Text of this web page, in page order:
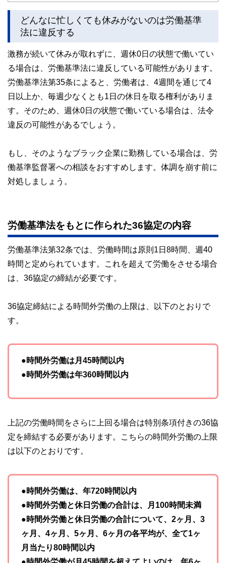
をわかりやすく発信している点です。
執筆者・監修者による執筆体制を築くことで、内容のわかり
やすさはもちろんのこと、読み応えのあるコンテンツと確か
な情報発信を実現しています。
私たちは、快適でより良い生活のアイデアを提供するお金の
コンシェルジュを目指します。
どんなに忙しくても休みがないのは労働基準
法に違反する
激務が続いて休みが取れずに、週休0日の状態で働いてい
る場合は、労働基準法に違反している可能性があります。
労働基準法第35条によると、労働者は、4週間を通じて4
日以上か、毎週少なくとも1日の休日を取る権利がありま
す。そのため、週休0日の状態で働いている場合は、法令
違反の可能性があるでしょう。
もし、そのようなブラック企業に勤務している場合は、労
働基準監督署への相談をおすすめします。体調を崩す前に
対処しましょう。
労働基準法をもとに作られた36協定の内容
労働基準法第32条では、労働時間は原則1日8時間、週40
時間と定められています。これを超えて労働をさせる場合
は、36協定の締結が必要です。
36協定締結による時間外労働の上限は、以下のとおりで
す。
●時間外労働は月45時間以内
●時間外労働は年360時間以内
上記の労働時間をさらに上回る場合は特別条項付きの36協
定を締結する必要があります。こちらの時間外労働の上限
は以下のとおりです。
●時間外労働は、年720時間以内
●時間外労働と休日労働の合計は、月100時間未満
●時間外労働と休日労働の合計について、2ヶ月、3
ヶ月、4ヶ月、5ヶ月、6ヶ月の各平均が、全て1ヶ
月当たり80時間以内
●時間外労働が月45時間を超えてよいのは、年6ヶ